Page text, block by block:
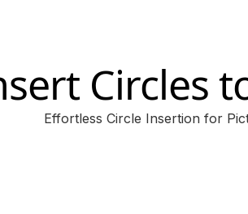
Circles
Effortless Circle Insertion for